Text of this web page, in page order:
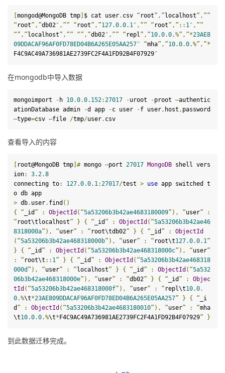
[mongod@MongoDB tmp] $ cat user. csv “ root”,”localhost”,””
“ root”,”db02″,”” “ root”,”127.0.0. 1 ″,”” “ root”,” : : 1 ″,””
“”,”localhost”,”” “”,”db02″,”” “ repl ”,”10.0.0.%”,”*23AE8
09DDACAF96AF0FD78ED04B6A265E05AA257″ “mha”,”10.0.0.%”,”*
F4C9AC49A736981AE2739FC2F4A1FD92B4F07929″
在mongodb中导入数据
mongoimport - h 10.0.0.152: 27017 -uroot -proot –authentic
ationDatabase admin
-d app -c user -f user, host ,
–type=csv –file /tmp/user. csv
查看导入的内容
root@MongoDB tmp] # mongo –port 27017 MongoDB shell vers
ion: 3.2.8
connecting to: 127.0.0.1:27017/test > use app switched t
> db. user. find ()
{
“ id ” : ObjectId (“5a53206b3b42ae4683180009”), “user”
:
“ root\tlocalhost” } { “ id ” : ObjectId (“5a53206b3b42ae46
8318000a”), “user” : “ root\tdb02” } { “ id ” :
ObjectId
(“5a53206b3b42ae468318000b”), “user” : “ root\t127.0.0.1”
}
{ “ id ” : ObjectId (“5a53206b3b42ae468318000c”), “user”
:
“ root\t :: 1” } { “ id ” : ObjectId (“5a53206b3b42ae468318
000d ”), “user” : “ localhost” } { “ id ” : ObjectId (“5a532
06b3b42ae468318000e”), “user” : “db02” } { “ id ” :
Objec
tId (“5a53206b3b42ae468318000f”), “user” : “ repl\t10.0.
0.%\t*23AE809DDACAF96AF0FD78ED04B6A265E05AA257” } { “
i
d ” : ObjectId (“5a53206b3b42ae4683180010”), “user” : “mha
\t10.0.0.%\t* F4C9AC49A736981AE2739FC2F4A1FD92B4F07929” }
到此数据迁移完成。